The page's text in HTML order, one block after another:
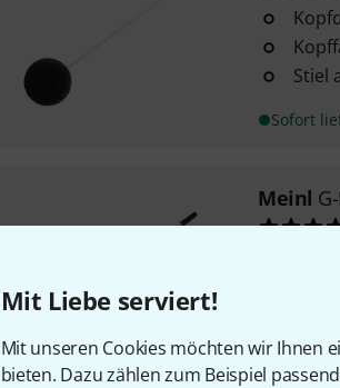
Mit Liebe serviert!
Mit unseren Cookies möchten wir Ihnen
bieten. Dazu zählen zum Beispiel
Stiel
Sofort
Meinl
Sofort